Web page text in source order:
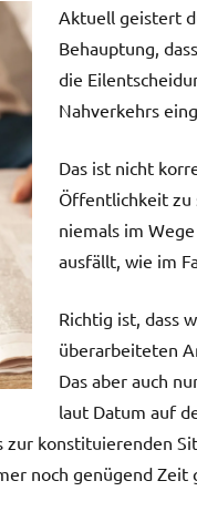
Aktuell geistert
Behauptung,
die
Nahverkehrs
Das ist nicht
Öffentlichkeit zu
niemals im
ausfällt, wie im
Richtig ist, dass
überarbeiteten
Das aber auch
laut Datum auf
konstituierenden
noch genügend